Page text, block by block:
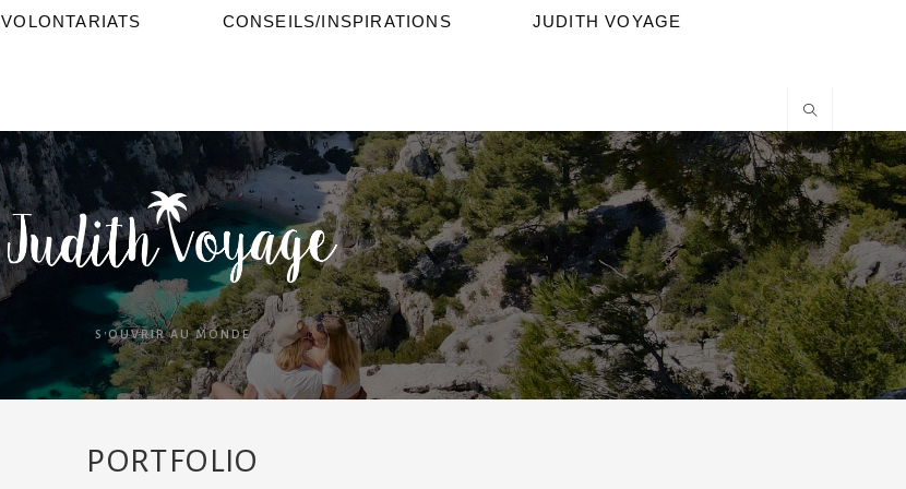
VOLONTARIATS CONSEILS/INSPIRATIONS JUDITH VOYAGE
S'OUVRIR AU MONDE
PORTFOLIO